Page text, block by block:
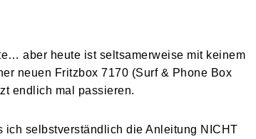
aber heute ist seltsamerweise mit keinem
neuen Fritzbox 7170 (Surf & Phone Box
endlich mal passieren.
selbstverständlich die Anleitung NICHT